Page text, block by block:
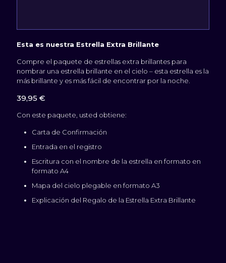
Esta es nuestra Estrella Extra Brillante
Compre el paquete de estrellas extra brillantes para
nombrar una estrella brillante en el cielo – esta estrella es la
más brillante y es más fácil de encontrar por la noche.
39,95 €
Con este paquete, usted obtiene:
Carta de Confirmación
Entrada en el registro
Escritura con el nombre de la estrella en formato en
formato A4
Mapa del cielo plegable en formato A3
Explicación del Regalo de la Estrella Extra Brillante